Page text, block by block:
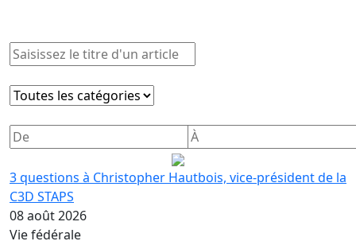
3 questions à Christopher Hautbois, vice-président de la
C3D STAPS
08 août 2026
Vie fédérale